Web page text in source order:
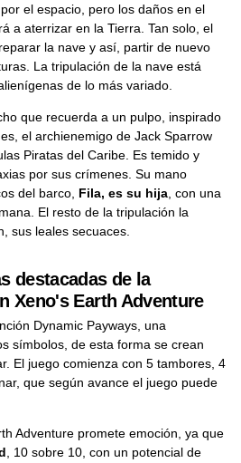
el espacio, pero los daños en el
a aterrizar en la Tierra. Tan solo, el
la nave y así, partir de nuevo
La tripulación de la nave está
de lo más variado.
que recuerda a un pulpo, inspirado
el archienemigo de Jack Sparrow
Piratas del Caribe. Es temido y
por sus crímenes. Su mano
del barco, Fila, es su hija , con una
El resto de la tripulación la
sus leales secuaces.
destacadas de la
Xeno's Earth Adventure
Dynamic Payways, una
símbolos, de esta forma se crean
El juego comienza con 5 tambores, 4
que según avance el juego puede
Adventure promete emoción, ya que
, 10 sobre 10, con un potencial de